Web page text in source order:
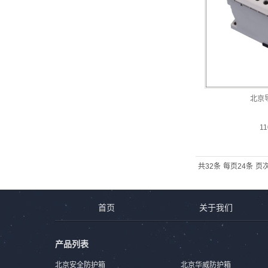
北京
共32条 每页24条 页
首页 关于我们
产品列表
北京安全防护箱 北京华威防护箱